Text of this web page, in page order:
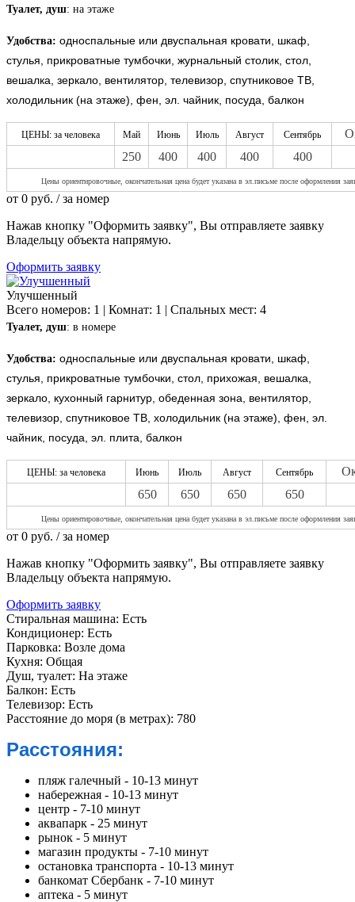
Туалет, душ: на этаже
Удобства: односпальные или двуспальная кровати, шкаф,
стулья, прикроватные тумбочки, журнальный столик, стол,
вешалка, зеркало, вентилятор, телевизор, спутниковое ТВ,
холодильник (на этаже), фен, эл. чайник, посуда, балкон
ЦЕНЫ: за человека Май Июнь Июль Август Сентябрь
250
400 400 400 400
Цены ориентировочные, окончательная цена будет указана в эл.письме после оформления
от 0 руб. / за номер
Нажав кнопку "Оформить заявку", Вы отправляете заявку
Владельцу объекта напрямую.
Оформить заявку
Улучшенный
Всего номеров: 1 | Комнат: 1 | Спальных мест: 4
Туалет, душ: в номере
Удобства: односпальные или двуспальная кровати, шкаф,
стулья, прикроватные тумбочки, стол, прихожая, вешалка,
зеркало, кухонный гарнитур, обеденная зона, вентилятор,
телевизор, спутниковое ТВ, холодильник (на этаже), фен, эл.
чайник, посуда, эл. плита, балкон
ЦЕНЫ: за человека Июнь Июль Август Сентябрь
650
650 650 650
Цены ориентировочные, окончательная цена будет указана в эл.письме после оформления
от 0 руб. / за номер
Нажав кнопку "Оформить заявку", Вы отправляете заявку
Владельцу объекта напрямую.
Оформить заявку
Стиральная машина: Есть
Кондиционер: Есть
Парковка: Возле дома
Кухня: Общая
Душ, туалет: На этаже
Балкон: Есть
Телевизор: Есть
Расстояние до моря (в метрах): 780
Расстояния:
пляж галечный - 10-13 минут
набережная - 10-13 минут
центр - 7-10 минут
аквапарк - 25 минут
рынок - 5 минут
магазин продукты - 7-10 минут
остановка транспорта - 10-13 минут
банкомат Сбербанк - 7-10 минут
аптека - 5 минут